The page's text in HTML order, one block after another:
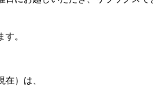
。
）は、